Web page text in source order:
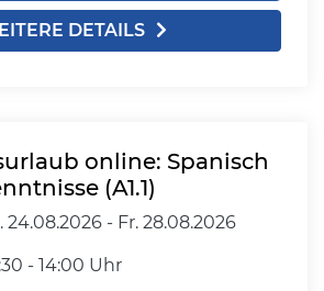
DETAILS
online: Spanisch
(A1.1)
24.08.2026 - Fr. 28.08.2026
- 14:00 Uhr